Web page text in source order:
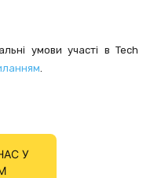
умови участі в Tech
У